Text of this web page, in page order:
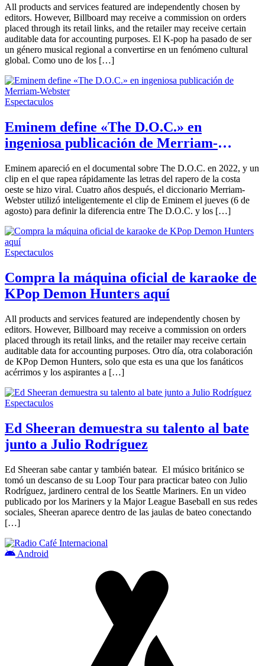
All products and services featured are independently chosen by
editors. However, Billboard may receive a commission on orders
placed through its retail links, and the retailer may receive certain
auditable data for accounting purposes. El K-pop ha pasado de ser
un género musical regional a convertirse en un fenómeno cultural
global. Como uno de los […]
Espectaculos
Eminem define «The D.O.C.» en
ingeniosa publicación de Merriam-
Eminem apareció en el documental sobre The D.O.C. en 2022, y un
clip en el que rapea rápidamente las letras del rapero de la costa
oeste se hizo viral. Cuatro años después, el diccionario Merriam-
Webster utilizó inteligentemente el clip de Eminem el jueves (6 de
agosto) para definir la diferencia entre The D.O.C. y los […]
Espectaculos
Compra la máquina oficial de karaoke de
KPop Demon Hunters aquí
All products and services featured are independently chosen by
editors. However, Billboard may receive a commission on orders
placed through its retail links, and the retailer may receive certain
auditable data for accounting purposes. Otro día, otra colaboración
de KPop Demon Hunters, solo que esta es una que los fanáticos
acérrimos y los aspirantes a […]
Espectaculos
Ed Sheeran demuestra su talento al bate
junto a Julio Rodríguez
Ed Sheeran sabe cantar y también batear. El músico británico se
tomó un descanso de su Loop Tour para practicar bateo con Julio
Rodríguez, jardinero central de los Seattle Mariners. En un video
publicado por los Mariners y la Major League Baseball en sus redes
sociales, Sheeran aparece dentro de las jaulas de bateo conectando
[…]
Android